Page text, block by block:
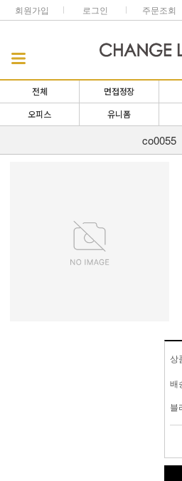
회원가입 로그인 주문조회
전체 면접정장
오피스 유니폼
co0055
상
배
블